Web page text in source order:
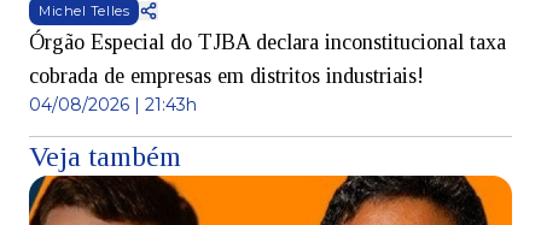
Michel Telles
Órgão Especial do TJBA declara inconstitucional taxa
cobrada de empresas em distritos industriais!
04/08/2026 | 21:43h
Veja também